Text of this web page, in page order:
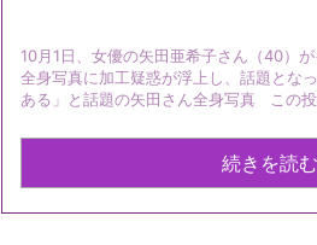
10月1日、女優の矢田亜希子さん（40）
全身写真に加工疑惑が浮上し、話題とな
ある」と話題の矢田さん全身写真 この
続きを読む